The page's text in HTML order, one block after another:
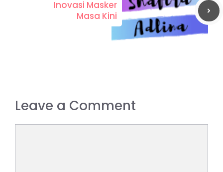
Inovasi Masker
Masa Kini
Leave a Comment